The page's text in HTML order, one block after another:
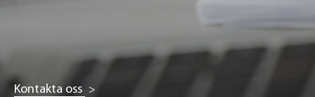
Kontakta oss